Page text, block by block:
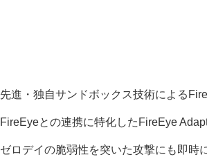
先進・独自サンドボックス技術による
FireEyeとの連携に特化したFireEye
ゼロデイの脆弱性を突いた攻撃にも即時